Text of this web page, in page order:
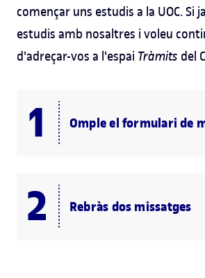
començar uns estudis a la UOC. Si
estudis amb nosaltres i voleu
d'adreçar-vos a l'espai Tràmits del
Omple el formulari de
Rebràs dos missatges